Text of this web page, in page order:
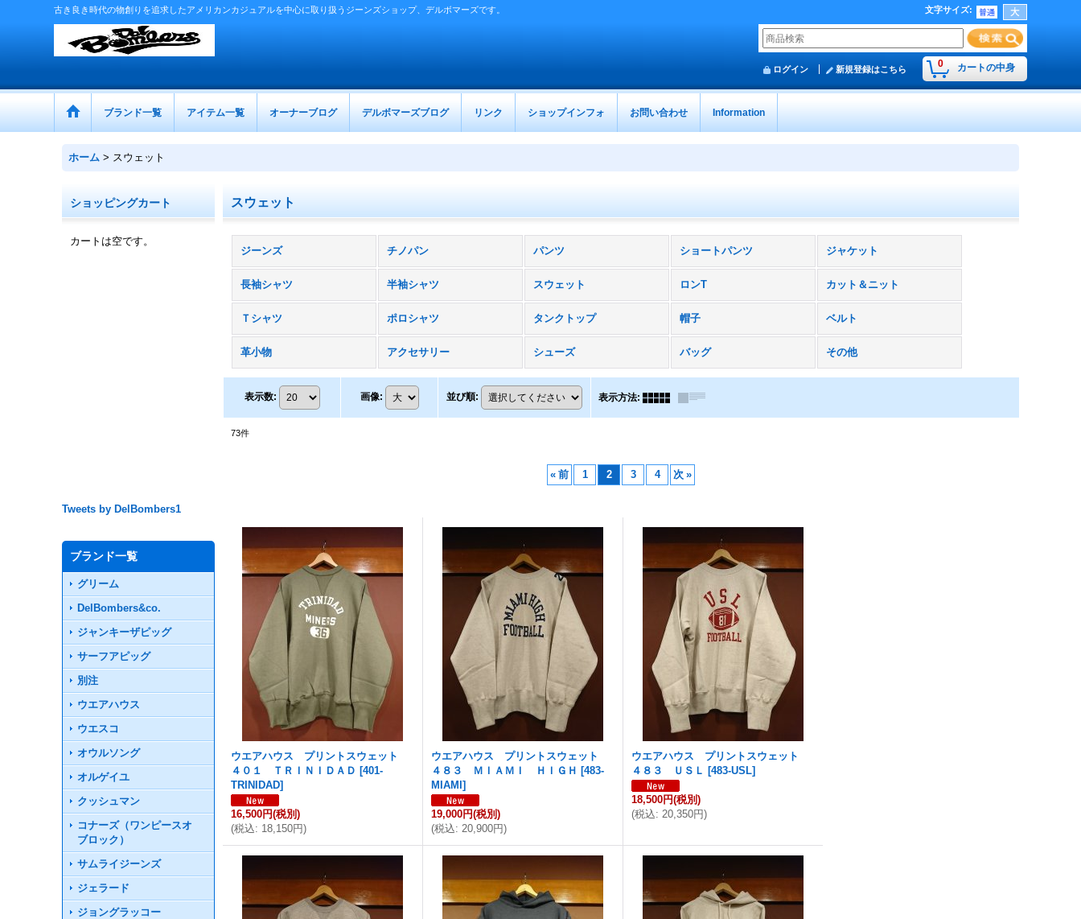
古き良き時代の物創りを追求したアメリカンカジュアルを中心に取り扱うジーンズショップ、デルボマーズです。 文字サイズ:
0 カートの中身
ログイン 新規登録はこちら
ブランド一覧 アイテム一覧 オーナーブログ デルボマーズブログ リンク ショップインフォ お問い合わせ Information
ホーム > スウェット
ショッピングカート
カートは空です。
Tweets by DelBombers1
ブランド一覧
グリーム
DelBombers&co.
ジャンキーザピッグ
サーフアピッグ
別注
ウエアハウス
ウエスコ
オウルソング
オルゲイユ
クッシュマン
コナーズ（ワンピースオ
ブロック）
サムライジーンズ
ジェラード
ジョングラッコー
スウェット
ジーンズ チノパン パンツ ショートパンツ ジャケット
長袖シャツ 半袖シャツ スウェット ロンT カット＆ニット
Ｔシャツ ポロシャツ タンクトップ 帽子 ベルト
革小物 アクセサリー シューズ バッグ その他
表示数: 画像: 並び順: 表示方法:
73件
« 前 1 2 3 4 次 »
ウエアハウス プリントスウェット
４０１ ＴＲＩＮＩＤＡＤ [401-
TRINIDAD]
16,500円(税別)
(税込: 18,150円)
ウエアハウス プリントスウェット
４８３ ＭＩＡＭＩ ＨＩＧＨ [483-
MIAMI]
19,000円(税別)
(税込: 20,900円)
ウエアハウス プリントスウェット
４８３ ＵＳＬ [483-USL]
18,500円(税別)
(税込: 20,350円)